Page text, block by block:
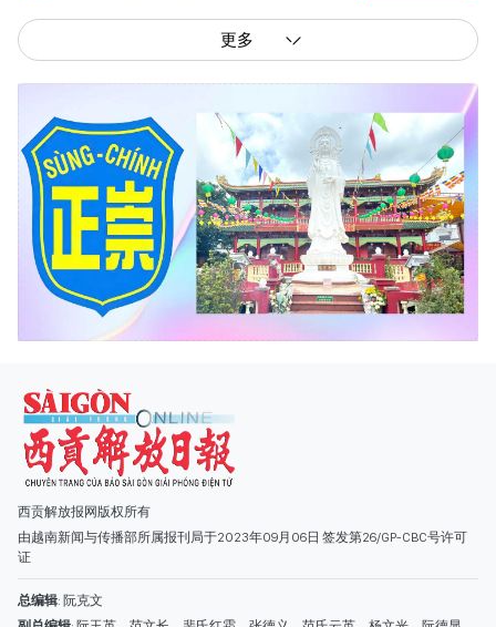
更多
西贡解放报网版权所有
由越南新闻与传播部所属报刊局于2023年09月06日 签发第26/GP-CBC号许可
副总编辑: 阮玉英、范文长、裴氏红霜、张德义、范氏云英、杨文光、阮德显、
阮克强、陈嘉宝
主编: 阮玉英
社址: 胡志明市棋盘坊阮氏明开街432-434号
总台: (028) 39294091 - 转 060
热线: 096.558.1888
编辑部: (028) 39294092 - 转 060
电子信箱
广告部